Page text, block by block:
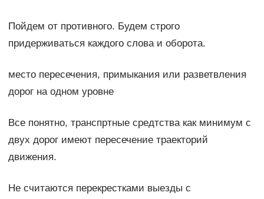
Пойдем от противного. Будем строго
придерживаться каждого слова и оборота.
место пересечения, примыкания или разветвления
дорог на одном уровне
Все понятно, транспртные средтства как минимум с
двух дорог имеют пересечение траекторий
движения.
Не считаются перекрестками выезды с